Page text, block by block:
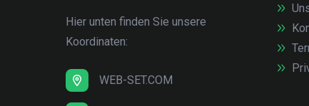
Hier unten finden Sie unsere
Koordinaten:
WEB-SET.COM